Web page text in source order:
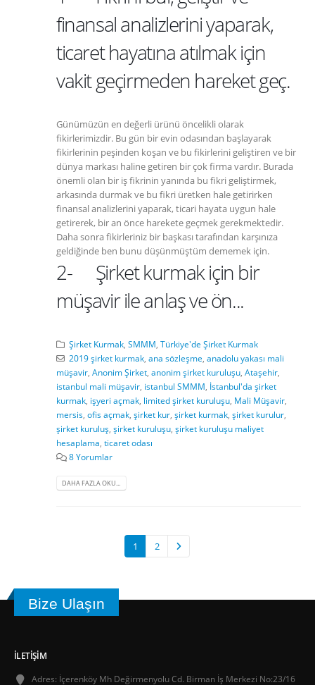
finansal analizlerini yaparak,
ticaret hayatına atılmak için
vakit geçirmeden hareket geç.
Günümüzün en değerli ürünü öncelikli olarak
fikirlerimizdir. Bu gün bir evin odasından başlayarak
fikirlerinin peşinden koşan ve bu fikirlerini geliştiren ve bir
dünya markası haline getiren bir çok firma vardır. Burada
önemli olan bir iş fikrinin yanında bu fikri geliştirmek,
arkasında durmak ve bu fikri üretken hale getirirken
finansal analizlerini yaparak, ticari hayata uygun hale
getirerek, bir an önce harekete geçmek gerekmektedir.
Daha sonra fikirleriniz bir başkası tarafından karşınıza
geldiğinde ben bunu düşünmüştüm dememek için.
2- Şirket kurmak için bir
müşavir ile anlaş ve ön...
Şirket Kurmak, SMMM, Türkiye'de Şirket Kurmak
2019 şirket kurmak, ana sözleşme, anadolu yakası mali
müşavir, Anonim Şirket, anonim şirket kuruluşu, Ataşehir,
istanbul mali müşavir, istanbul SMMM, İstanbul'da şirket
kurmak, işyeri açmak, limited şirket kuruluşu, Mali Müşavir,
mersis, ofis açmak, şirket kur, şirket kurmak, şirket kurulur,
şirket kuruluş, şirket kuruluşu, şirket kuruluşu maliyet
hesaplama, ticaret odası
8 Yorumlar
DAHA FAZLA OKU...
1 2
Bize Ulaşın
İLETIŞIM
Adres: İçerenköy Mh Değirmenyolu Cd. Birman İş Merkezi No:23/16